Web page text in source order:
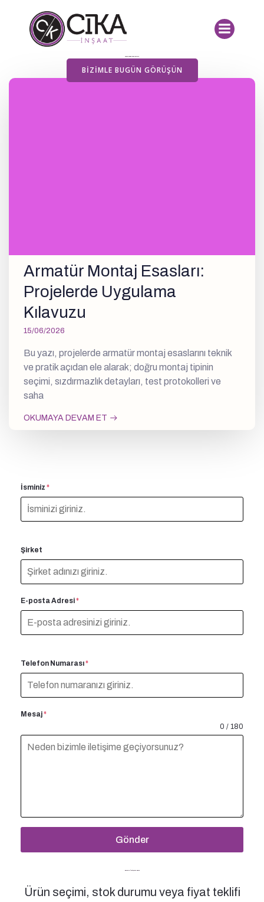
BIZIMLE BUGÜN GÖRÜŞÜN
Yayımlanan Yazılarımız
Armatür Montaj Esasları:
Projelerde Uygulama
Kılavuzu
15/06/2026
Bu yazı, projelerde armatür montaj esaslarını teknik
ve pratik açıdan ele alarak; doğru montaj tipinin
seçimi, sızdırmazlık detayları, test protokolleri ve
saha
OKUMAYA DEVAM ET
İsminiz *
Şirket
E-posta Adresi*
Telefon Numarası*
Mesaj*
0 / 180
Gönder
Bizimle İletişime Geçin
Ürün seçimi, stok durumu veya fiyat teklifi